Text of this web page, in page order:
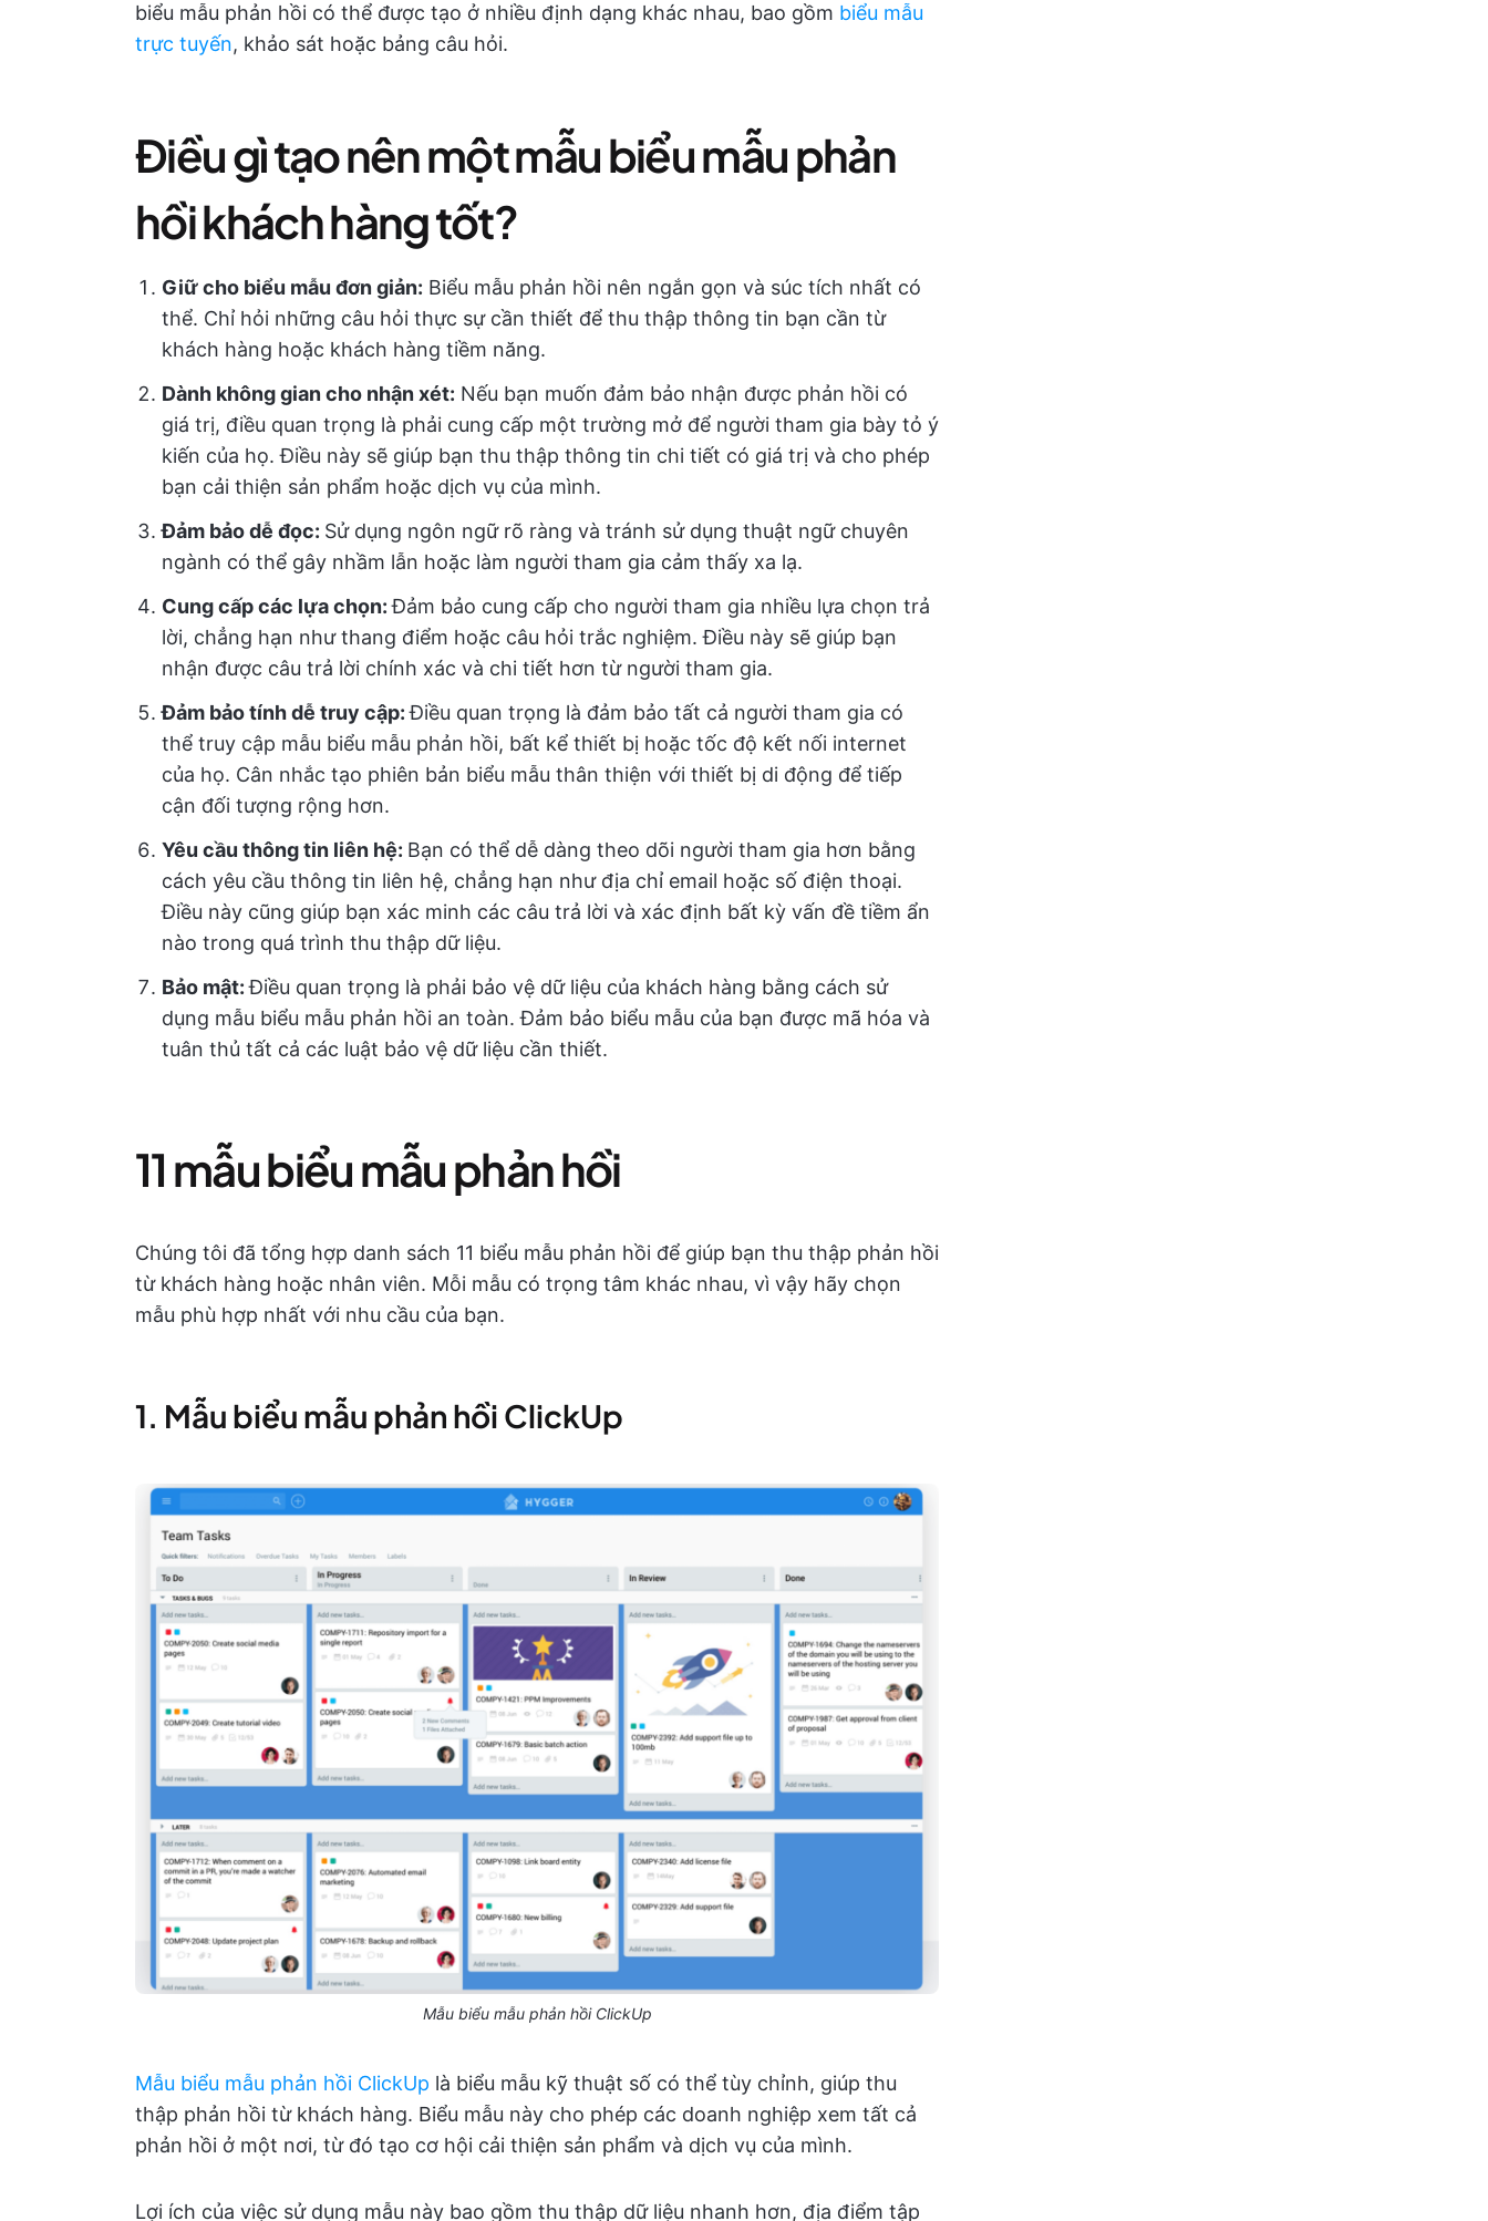
biểu mẫu phản hồi có thể được tạo ở nhiều định dạng khác nhau, bao gồm biểu mẫu
trực tuyến, khảo sát hoặc bảng câu hỏi.
Điều gì tạo nên một mẫu biểu mẫu phản
hồi khách hàng tốt?
Giữ cho biểu mẫu đơn giản: Biểu mẫu phản hồi nên ngắn gọn và súc tích nhất có
thể. Chỉ hỏi những câu hỏi thực sự cần thiết để thu thập thông tin bạn cần từ
khách hàng hoặc khách hàng tiềm năng.
Dành không gian cho nhận xét: Nếu bạn muốn đảm bảo nhận được phản hồi có
giá trị, điều quan trọng là phải cung cấp một trường mở để người tham gia bày tỏ ý
kiến của họ. Điều này sẽ giúp bạn thu thập thông tin chi tiết có giá trị và cho phép
bạn cải thiện sản phẩm hoặc dịch vụ của mình.
Đảm bảo dễ đọc: Sử dụng ngôn ngữ rõ ràng và tránh sử dụng thuật ngữ chuyên
ngành có thể gây nhầm lẫn hoặc làm người tham gia cảm thấy xa lạ.
Cung cấp các lựa chọn:Đảm bảo cung cấp cho người tham gia nhiều lựa chọn trả
lời, chẳng hạn như thang điểm hoặc câu hỏi trắc nghiệm. Điều này sẽ giúp bạn
nhận được câu trả lời chính xác và chi tiết hơn từ người tham gia.
Đảm bảo tính dễ truy cập:Điều quan trọng là đảm bảo tất cả người tham gia có
thể truy cập mẫu biểu mẫu phản hồi, bất kể thiết bị hoặc tốc độ kết nối internet
của họ. Cân nhắc tạo phiên bản biểu mẫu thân thiện với thiết bị di động để tiếp
cận đối tượng rộng hơn.
Yêu cầu thông tin liên hệ: Bạn có thể dễ dàng theo dõi người tham gia hơn bằng
cách yêu cầu thông tin liên hệ, chẳng hạn như địa chỉ email hoặc số điện thoại.
Điều này cũng giúp bạn xác minh các câu trả lời và xác định bất kỳ vấn đề tiềm ẩn
nào trong quá trình thu thập dữ liệu.
Bảo mật:Điều quan trọng là phải bảo vệ dữ liệu của khách hàng bằng cách sử
dụng mẫu biểu mẫu phản hồi an toàn. Đảm bảo biểu mẫu của bạn được mã hóa và
tuân thủ tất cả các luật bảo vệ dữ liệu cần thiết.
11 mẫu biểu mẫu phản hồi
Chúng tôi đã tổng hợp danh sách 11 biểu mẫu phản hồi để giúp bạn thu thập phản hồi
từ khách hàng hoặc nhân viên. Mỗi mẫu có trọng tâm khác nhau, vì vậy hãy chọn
mẫu phù hợp nhất với nhu cầu của bạn.
1. Mẫu biểu mẫu phản hồi ClickUp
Mẫu biểu mẫu phản hồi ClickUp
Mẫu biểu mẫu phản hồi ClickUp là biểu mẫu kỹ thuật số có thể tùy chỉnh, giúp thu
thập phản hồi từ khách hàng. Biểu mẫu này cho phép các doanh nghiệp xem tất cả
phản hồi ở một nơi, từ đó tạo cơ hội cải thiện sản phẩm và dịch vụ của mình.
Lợi ích của việc sử dụng mẫu này bao gồm thu thập dữ liệu nhanh hơn, địa điểm tập